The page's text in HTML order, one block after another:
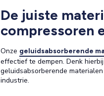
De juiste
compressoren
Onze geluidsabsorberende
effectief te dempen. Denk
geluidsabsorberende
industrie.